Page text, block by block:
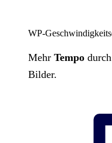
WP-
Mehr Tempo
Bilder.